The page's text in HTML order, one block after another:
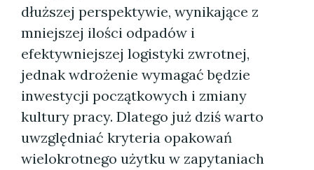
dłuższej perspektywie, wynikające z
mniejszej ilości odpadów i
efektywniejszej logistyki zwrotnej,
jednak wdrożenie wymagać będzie
inwestycji początkowych i zmiany
kultury pracy. Dlatego już dziś warto
uwzględniać kryteria opakowań
wielokrotnego użytku w zapytaniach